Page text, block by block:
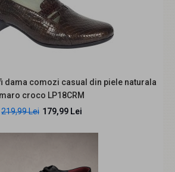
- Pantofi dama casual, piele naturala,
Made in Romania, LP15N
229,00 Lei 139,99 Lei
dama comozi casual din piele naturala
maro croco LP18CRM
219,99 Lei 179,99 Lei